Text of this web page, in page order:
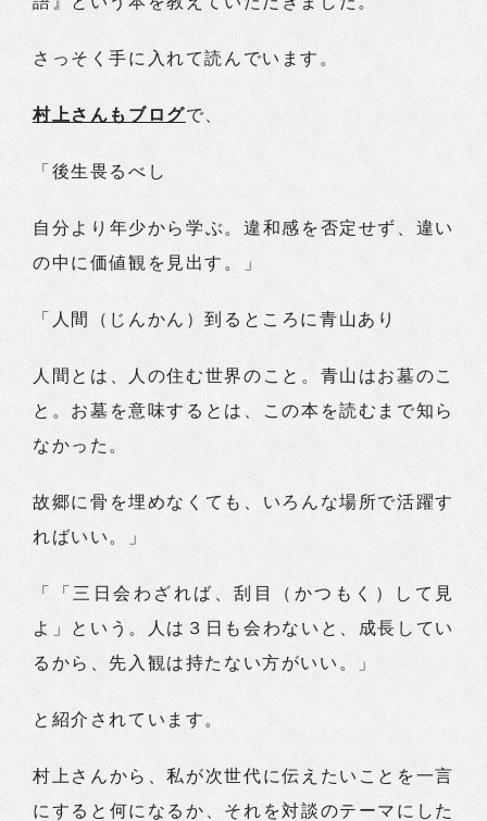
さっそく手に入れて読んでいます。
村上さんもブログで、
「後生畏るべし
自分より年少から学ぶ。違和感を否定せず、違い
の中に価値観を見出す。」
「人間（じんかん）到るところに青山あり
人間とは、人の住む世界のこと。青山はお墓のこ
と。お墓を意味するとは、この本を読むまで知ら
なかった。
故郷に骨を埋めなくても、いろんな場所で活躍す
ればいい。」
「「三日会わざれば、刮目（かつもく）して見
よ」という。人は３日も会わないと、成長してい
るから、先入観は持たない方がいい。」
と紹介されています。
村上さんから、私が次世代に伝えたいことを一言
にすると何になるか、それを対談のテーマにした